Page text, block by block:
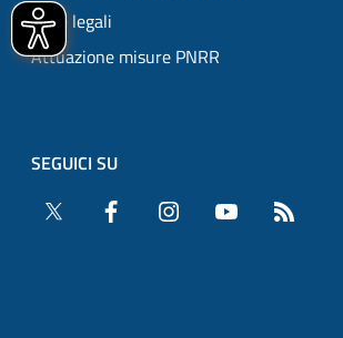
Note legali
Attuazione misure PNRR
SEGUICI SU
Twitter
Facebook Instagram YouTube